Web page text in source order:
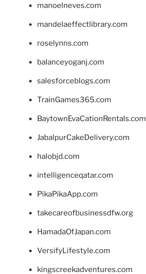
manoelneves.com
mandelaeffectlibrary.com
roselynns.com
balanceyoganj.com
salesforceblogs.com
TrainGames365.com
BaytownEvaCationRentals.com
JabalpurCakeDelivery.com
halobjd.com
intelligenceqatar.com
PikaPikaApp.com
takecareofbusinessdfw.org
HamadaOfJapan.com
VersifyLifestyle.com
kingscreekadventures.com